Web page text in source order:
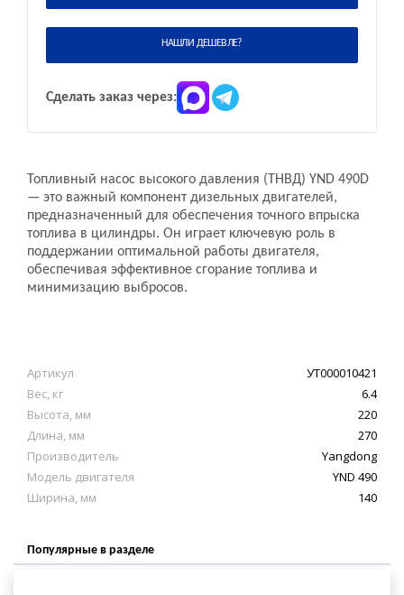
НАШЛИ ДЕШЕВЛЕ?
Сделать заказ через:
Топливный насос высокого давления (ТНВД) YND 490D
— это важный компонент дизельных двигателей,
предназначенный для обеспечения точного впрыска
топлива в цилиндры. Он играет ключевую роль в
поддержании оптимальной работы двигателя,
обеспечивая эффективное сгорание топлива и
минимизацию выбросов.
Артикул
УТ000010421
Вес, кг
6.4
Высота, мм
220
Длина, мм
270
Производитель
Yangdong
Модель двигателя
YND 490
Ширина, мм
140
Популярные в разделе